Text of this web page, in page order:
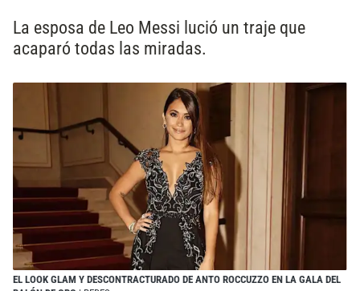
La esposa de Leo Messi lució un traje que
acaparó todas las miradas.
EL LOOK GLAM Y DESCONTRACTURADO DE ANTO ROCCUZZO EN LA GALA DEL